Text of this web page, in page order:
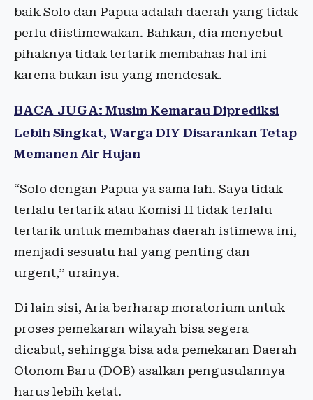
baik Solo dan Papua adalah daerah yang tidak
perlu diistimewakan. Bahkan, dia menyebut
pihaknya tidak tertarik membahas hal ini
karena bukan isu yang mendesak.
BACA JUGA: Musim Kemarau Diprediksi
Lebih Singkat, Warga DIY Disarankan Tetap
Memanen Air Hujan
“Solo dengan Papua ya sama lah. Saya tidak
terlalu tertarik atau Komisi II tidak terlalu
tertarik untuk membahas daerah istimewa ini,
menjadi sesuatu hal yang penting dan
urgent,” urainya.
Di lain sisi, Aria berharap moratorium untuk
proses pemekaran wilayah bisa segera
dicabut, sehingga bisa ada pemekaran Daerah
Otonom Baru (DOB) asalkan pengusulannya
harus lebih ketat.